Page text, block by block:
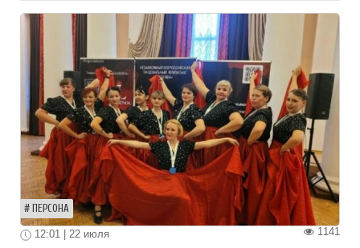
ПЕРСОНА
1141
12:01 | 22 июля